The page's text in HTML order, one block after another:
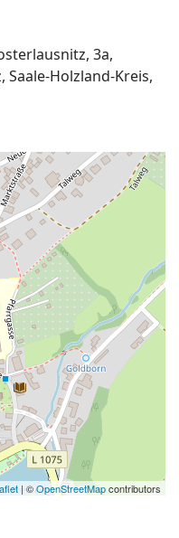
3a,
Saale-Holzland-Kreis,
| ©OpenStreetMapcontributors